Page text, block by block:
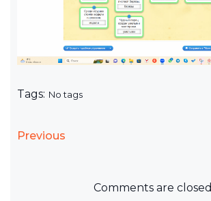
Tags: No tags
Previous
Comments are closed